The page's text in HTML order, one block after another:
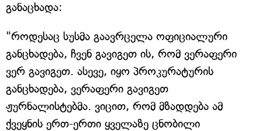
განაცხადა:
"როდესაც სუსმა გაავრცელა ოფიციალური
განცხადება, ჩვენ გავიგეთ ის, რომ ვერაფერი
ვერ გავიგეთ. ასევე, იყო პროკურატურის
განცხადება, ვერაფერი გავიგეთ
ჟურნალისტებმა. ვიცით, რომ მზადდება ამ
ქვეყნის ერთ-ერთი ყველაზე ცნობილი